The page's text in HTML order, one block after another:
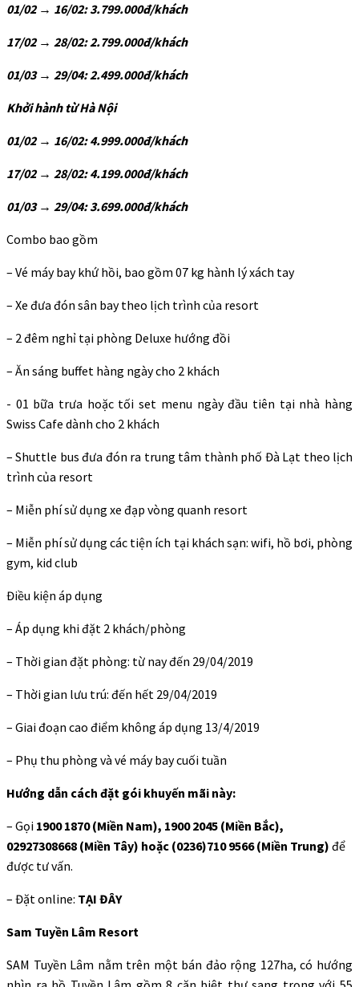
01/02 → 16/02: 3.799.000đ/khách
17/02 → 28/02: 2.799.000đ/khách
01/03 → 29/04: 2.499.000đ/khách
Khởi hành từ Hà Nội
01/02 → 16/02: 4.999.000đ/khách
17/02 → 28/02: 4.199.000đ/khách
01/03 → 29/04: 3.699.000đ/khách
Combo bao gồm
– Vé máy bay khứ hồi, bao gồm 07 kg hành lý xách tay
– ​Xe đưa đón sân bay theo lịch trình của resort
– 2 đêm nghỉ tại phòng Deluxe hướng đồi
– Ăn sáng buffet hàng ngày cho 2 khách
​​- 01 bữa trưa hoặc tối set menu ngày đầu tiên tại nhà hàng
Swiss Cafe dành cho 2 khách
– ​Shuttle bus đưa đón ra trung tâm thành phố Đà Lạt theo lịch
trình của resort
– Miễn phí sử dụng xe đạp vòng quanh resort
– Miễn phí sử dụng các tiện ích tại khách sạn: wifi, hồ bơi, phòng
gym, kid club
Điều kiện áp dụng
– Áp dụng khi đặt 2 khách/phòng
– Thời gian đặt phòng: từ nay đến 29/04/2019
– Thời gian lưu trú: đến hết 29/04/2019
– Giai đoạn cao điểm không áp dụng 13/4/2019
– Phụ thu phòng và vé máy bay cuối tuần
Hướng dẫn cách đặt gói khuyến mãi này:
– Gọi 1900 1870 (Miền Nam), 1900 2045 (Miền Bắc),
02927308668 (Miền Tây) hoặc (0236)710 9566 (Miền Trung) để
được tư vấn.
– Đặt online: TẠI ĐÂY
Sam Tuyền Lâm Resort
SAM Tuyền Lâm nằm trên một bán đảo rộng 127ha, có hướng